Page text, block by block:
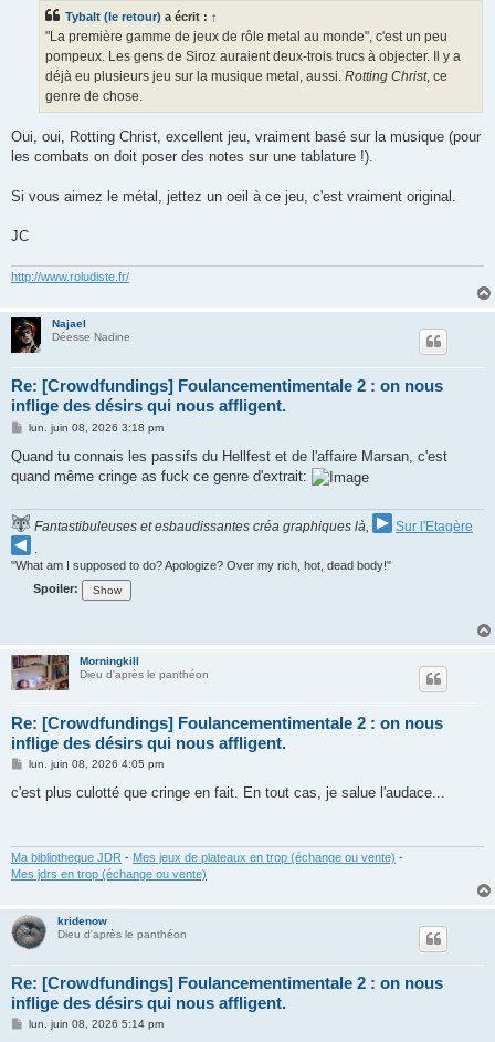
Tybalt (le retour) a écrit : ↑
"La première gamme de jeux de rôle metal au monde", c'est un peu
pompeux. Les gens de Siroz auraient deux-trois trucs à objecter. Il y a
déjà eu plusieurs jeu sur la musique metal, aussi. Rotting Christ, ce
genre de chose.
Oui, oui, Rotting Christ, excellent jeu, vraiment basé sur la musique (pour
les combats on doit poser des notes sur une tablature !).
Si vous aimez le métal, jettez un oeil à ce jeu, c'est vraiment original.
JC
http://www.roludiste.fr/
Najael
Déesse Nadine
Re: [Crowdfundings] Foulancementimentale 2 : on nous
inflige des désirs qui nous affligent.
M
s
a
lun. juin 08, 2026 3:18 pm
Quand tu connais les passifs du Hellfest et de l'affaire Marsan, c'est
quand même cringe as fuck ce genre d'extrait:
Fantastibuleuses et esbaudissantes créa graphiques là,
Sur l'Etagère
"What am I supposed to do? Apologize? Over my rich, hot, dead body!"
Spoiler:
Morningkill
Dieu d'après le panthéon
Re: [Crowdfundings] Foulancementimentale 2 : on nous
inflige des désirs qui nous affligent.
M
s
lun. juin 08, 2026 4:05 pm
c'est plus culotté que cringe en fait. En tout cas, je salue l'audace...
Ma bibliotheque JDR - Mes jeux de plateaux en trop (échange ou vente) -
Mes jdrs en trop (échange ou vente)
kridenow
Dieu d'après le panthéon
Re: [Crowdfundings] Foulancementimentale 2 : on nous
inflige des désirs qui nous affligent.
Mlun. juin 08, 2026 5:14 pm